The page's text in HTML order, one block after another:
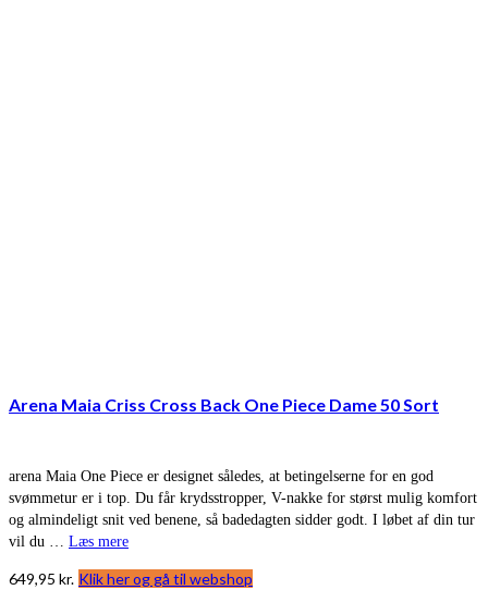
Arena Maia Criss Cross Back One Piece Dame 50 Sort
arena Maia One Piece er designet således, at betingelserne for en god
svømmetur er i top. Du får krydsstropper, V-nakke for størst mulig komfort
og almindeligt snit ved benene, så badedagten sidder godt. I løbet af din tur
vil du … Læs mere
649,95 kr. Klik her og gå til webshop